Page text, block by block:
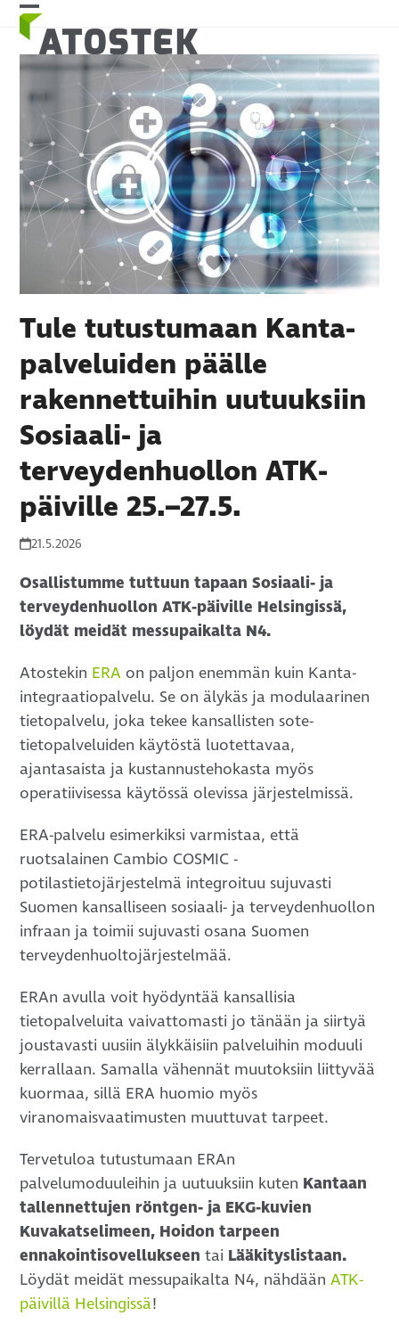
Skip
content
Open
mobile
menu
Close
mobile
menu
Tule tutustumaan Kanta-
palveluiden päälle
rakennettuihin uutuuksiin
Sosiaali- ja
terveydenhuollon ATK-
päiville 25.–27.5.
21.5.2026
Osallistumme tuttuun tapaan Sosiaali- ja
terveydenhuollon ATK-päiville Helsingissä,
löydät meidät messupaikalta N4.
Atostekin ERA on paljon enemmän kuin Kanta-
integraatiopalvelu. Se on älykäs ja modulaarinen
tietopalvelu, joka tekee kansallisten sote-
tietopalveluiden käytöstä luotettavaa,
ajantasaista ja kustannustehokasta myös
operatiivisessa käytössä olevissa järjestelmissä.
ERA-palvelu esimerkiksi varmistaa, että
ruotsalainen Cambio COSMIC -
potilastietojärjestelmä integroituu sujuvasti
Suomen kansalliseen sosiaali- ja terveydenhuollon
infraan ja toimii sujuvasti osana Suomen
terveydenhuoltojärjestelmää.
ERAn avulla voit hyödyntää kansallisia
tietopalveluita vaivattomasti jo tänään ja siirtyä
joustavasti uusiin älykkäisiin palveluihin moduuli
kerrallaan. Samalla vähennät muutoksiin liittyvää
kuormaa, sillä ERA huomio myös
viranomaisvaatimusten muuttuvat tarpeet.
Tervetuloa tutustumaan ERAn
palvelumoduuleihin ja uutuuksiin kuten Kantaan
tallennettujen röntgen- ja EKG-kuvien
Kuvakatselimeen, Hoidon tarpeen
ennakointisovellukseentai Lääkityslistaan.
Löydät meidät messupaikalta N4, nähdäänATK-
päivillä Helsingissä!